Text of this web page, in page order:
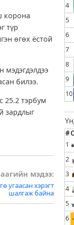
корона
түр
өгөх ёстой
мэдэгдэлдээ
билээ.
25.2 тэрбум
зардлыг
мэдээ:
угаасан хэрэгт
шалгаж байна
4
5
6
7
8
9
10
#
1
2
3
4
5
6